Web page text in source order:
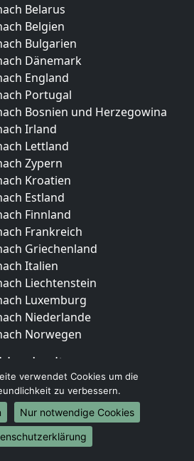
Belarus
Belgien
Bulgarien
Dänemark
England
Portugal
Bosnien und Herzegowina
Irland
Lettland
Zypern
Kroatien
Estland
Finnland
Frankreich
Griechenland
Italien
Liechtenstein
Luxemburg
Niederlande
Norwegen
Berlin
Hamburg
München
Köln
verwendet Cookies um die
zu verbessern.
Nur notwendige Cookies